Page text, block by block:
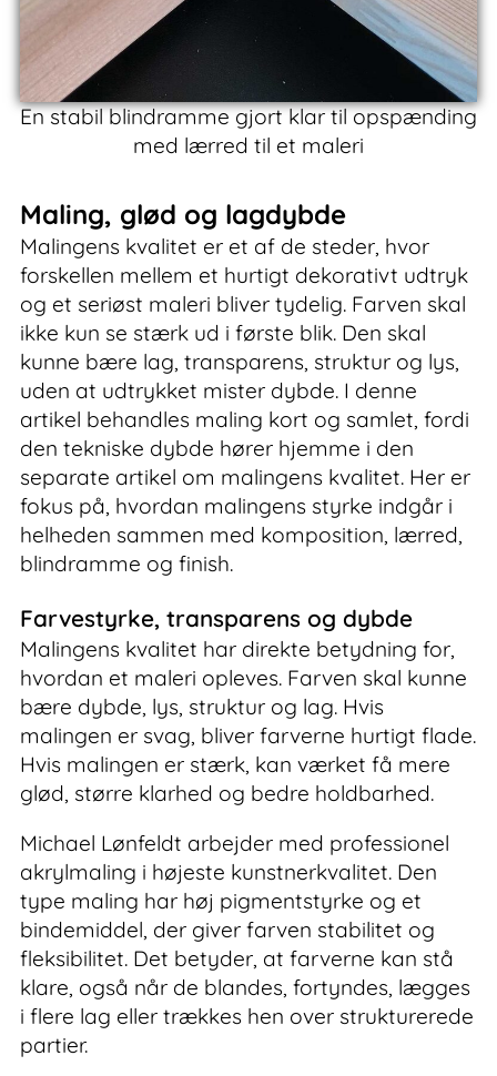
En stabil blindramme gjort klar til opspænding
med lærred til et maleri
Maling, glød og lagdybde
Malingens kvalitet er et af de steder, hvor
forskellen mellem et hurtigt dekorativt udtryk
og et seriøst maleri bliver tydelig. Farven skal
ikke kun se stærk ud i første blik. Den skal
kunne bære lag, transparens, struktur og lys,
uden at udtrykket mister dybde. I denne
artikel behandles maling kort og samlet, fordi
den tekniske dybde hører hjemme i den
separate artikel om malingens kvalitet. Her er
fokus på, hvordan malingens styrke indgår i
helheden sammen med komposition, lærred,
blindramme og finish.
Farvestyrke, transparens og dybde
Malingens kvalitet har direkte betydning for,
hvordan et maleri opleves. Farven skal kunne
bære dybde, lys, struktur og lag. Hvis
malingen er svag, bliver farverne hurtigt flade.
Hvis malingen er stærk, kan værket få mere
glød, større klarhed og bedre holdbarhed.
Michael Lønfeldt arbejder med professionel
akrylmaling i højeste kunstnerkvalitet. Den
type maling har høj pigmentstyrke og et
bindemiddel, der giver farven stabilitet og
fleksibilitet. Det betyder, at farverne kan stå
klare, også når de blandes, fortyndes, lægges
i flere lag eller trækkes hen over strukturerede
partier.